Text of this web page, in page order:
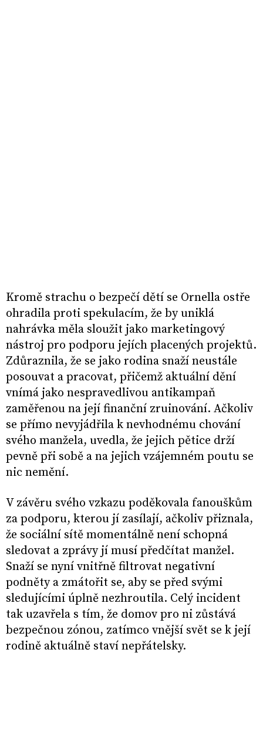
Kromě strachu o bezpečí dětí se Ornella ostře
ohradila proti spekulacím, že by uniklá
nahrávka měla sloužit jako marketingový
nástroj pro podporu jejích placených projektů.
Zdůraznila, že se jako rodina snaží neustále
posouvat a pracovat, přičemž aktuální dění
vnímá jako nespravedlivou antikampaň
zaměřenou na její finanční zruinování. Ačkoliv
se přímo nevyjádřila k nevhodnému chování
svého manžela, uvedla, že jejich pětice drží
pevně při sobě a na jejich vzájemném poutu se
nic nemění.
V závěru svého vzkazu poděkovala fanouškům
za podporu, kterou jí zasílají, ačkoliv přiznala,
že sociální sítě momentálně není schopná
sledovat a zprávy jí musí předčítat manžel.
Snaží se nyní vnitřně filtrovat negativní
podněty a zmátořit se, aby se před svými
sledujícími úplně nezhroutila. Celý incident
tak uzavřela s tím, že domov pro ni zůstává
bezpečnou zónou, zatímco vnější svět se k její
rodině aktuálně staví nepřátelsky.